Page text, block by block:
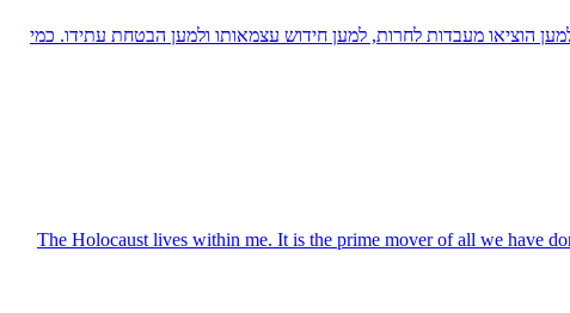
הוציאו מעבדות לחרות, למען חידוש עצמאותו ולמען הבטחת עתידו. כמי
The Holocaust lives within me. It is the prime mover of all we have